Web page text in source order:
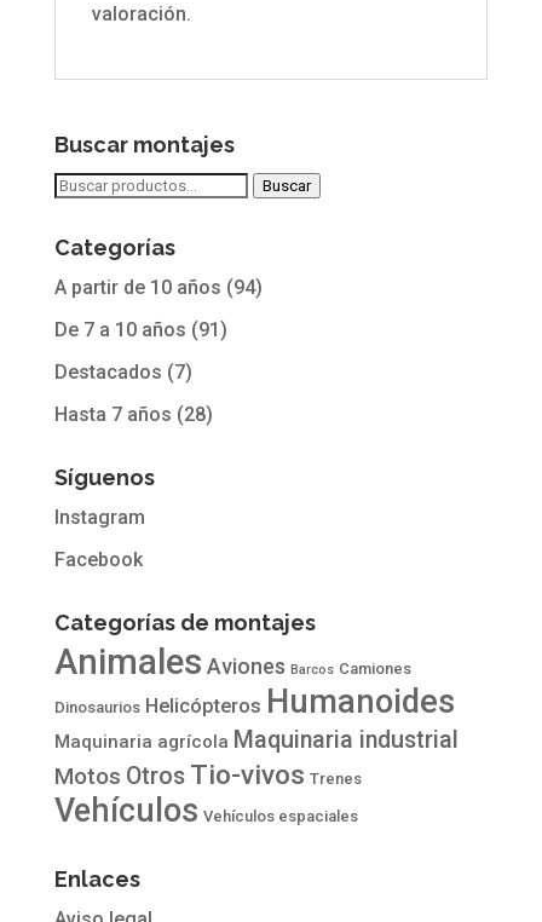
valoración.
Buscar montajes
Buscar
Buscar
Categorías
A partir de 10 años (94)
De 7 a 10 años (91)
Destacados (7)
Hasta 7 años (28)
Síguenos
Instagram
Facebook
Categorías de montajes
Animales Aviones Barcos Camiones
Dinosaurios Helicópteros Humanoides
Maquinaria agrícola Maquinaria industrial
Motos Otros Tio-vivos Trenes
Vehículos Vehículos espaciales
Enlaces